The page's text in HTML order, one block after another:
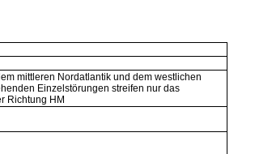
mittleren Nordatlantik und dem westlichen
Einzelstörungen streifen nur das
Richtung HM